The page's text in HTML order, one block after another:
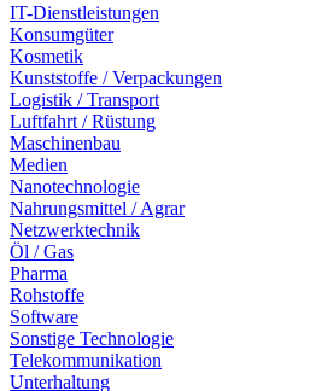
IT-Dienstleistungen
Konsumgüter
Kosmetik
Kunststoffe / Verpackungen
Logistik / Transport
Luftfahrt / Rüstung
Maschinenbau
Medien
Nanotechnologie
Nahrungsmittel / Agrar
Netzwerktechnik
Öl / Gas
Pharma
Rohstoffe
Software
Sonstige Technologie
Telekommunikation
Unterhaltung